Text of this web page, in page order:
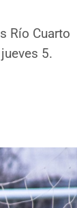
Río Cuarto
5.